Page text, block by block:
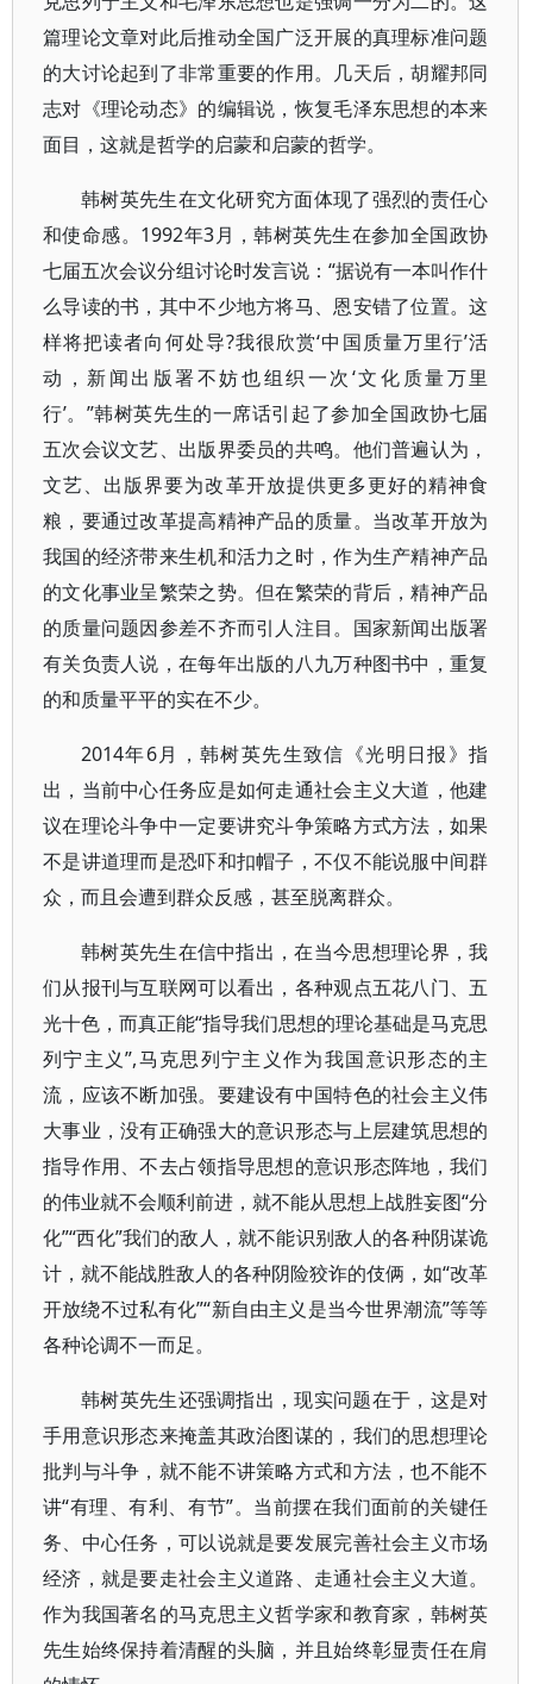
篇理论文章对此后推动全国广泛开展的真理标准问题
的大讨论起到了非常重要的作用。几天后，胡耀邦同
志对《理论动态》的编辑说，恢复毛泽东思想的本来
面目，这就是哲学的启蒙和启蒙的哲学。
韩树英先生在文化研究方面体现了强烈的责任心
和使命感。1992年3月，韩树英先生在参加全国政协
七届五次会议分组讨论时发言说：“据说有一本叫作什
么导读的书，其中不少地方将马、恩安错了位置。这
样将把读者向何处导?我很欣赏‘中国质量万里行’活
动，新闻出版署不妨也组织一次‘文化质量万里
行’。”韩树英先生的一席话引起了参加全国政协七届
五次会议文艺、出版界委员的共鸣。他们普遍认为，
文艺、出版界要为改革开放提供更多更好的精神食
粮，要通过改革提高精神产品的质量。当改革开放为
我国的经济带来生机和活力之时，作为生产精神产品
的文化事业呈繁荣之势。但在繁荣的背后，精神产品
的质量问题因参差不齐而引人注目。国家新闻出版署
有关负责人说，在每年出版的八九万种图书中，重复
的和质量平平的实在不少。
2014年6月，韩树英先生致信《光明日报》指
出，当前中心任务应是如何走通社会主义大道，他建
议在理论斗争中一定要讲究斗争策略方式方法，如果
不是讲道理而是恐吓和扣帽子，不仅不能说服中间群
众，而且会遭到群众反感，甚至脱离群众。
韩树英先生在信中指出，在当今思想理论界，我
们从报刊与互联网可以看出，各种观点五花八门、五
光十色，而真正能“指导我们思想的理论基础是马克思
列宁主义”,马克思列宁主义作为我国意识形态的主
流，应该不断加强。要建设有中国特色的社会主义伟
大事业，没有正确强大的意识形态与上层建筑思想的
指导作用、不去占领指导思想的意识形态阵地，我们
的伟业就不会顺利前进，就不能从思想上战胜妄图“分
化”“西化”我们的敌人，就不能识别敌人的各种阴谋诡
计，就不能战胜敌人的各种阴险狡诈的伎俩，如“改革
开放绕不过私有化”“新自由主义是当今世界潮流”等等
各种论调不一而足。
韩树英先生还强调指出，现实问题在于，这是对
手用意识形态来掩盖其政治图谋的，我们的思想理论
批判与斗争，就不能不讲策略方式和方法，也不能不
讲“有理、有利、有节”。当前摆在我们面前的关键任
务、中心任务，可以说就是要发展完善社会主义市场
经济，就是要走社会主义道路、走通社会主义大道。
作为我国著名的马克思主义哲学家和教育家，韩树英
先生始终保持着清醒的头脑，并且始终彰显责任在肩